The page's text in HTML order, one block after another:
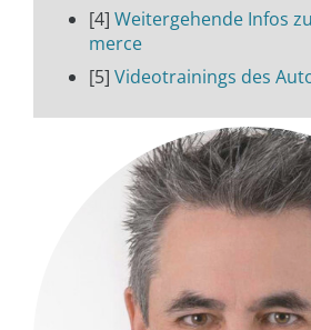
[4] Weitergehende Infos
merce
[5] Videotrainings des